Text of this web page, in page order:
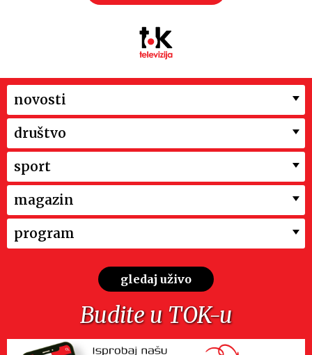
novosti
društvo
sport
magazin
program
gledaj uživo
Budite u TOK-u